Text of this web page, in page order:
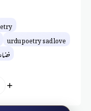
urdu poetry sad love